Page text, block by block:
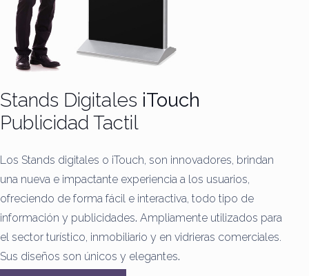
Stands Digitales iTouch
Publicidad Tactil
Los Stands digitales o iTouch, son innovadores, brindan
una nueva e impactante experiencia a los usuarios,
ofreciendo de forma fácil e interactiva, todo tipo de
información y publicidades. Ampliamente utilizados para
el sector turístico, inmobiliario y en vidrieras comerciales.
Sus diseños son únicos y elegantes.